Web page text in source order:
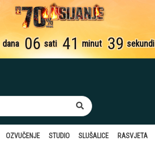
dana 06 sati 41 minut 39 sekundi
OZVUČENJE STUDIO SLUŠALICE RASVJETA